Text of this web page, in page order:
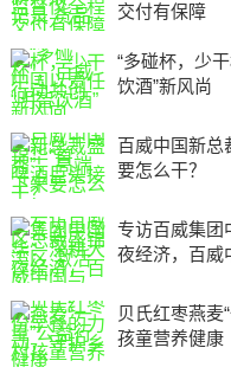
交付有保障
“多碰杯，少
饮酒”新风尚
百威中国新总
要怎么干？
专访百威集团
夜经济，百威
贝氏红枣燕麦
孩童营养健康